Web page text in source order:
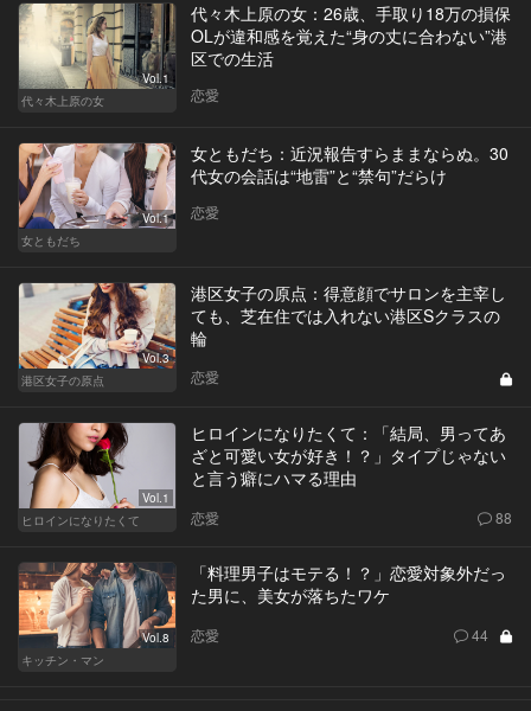
Vol.1
代々木上原の女
代々木上原の女：26歳、手取り18万の損保
OLが違和感を覚えた“身の丈に合わない”港
区での生活
恋愛
Vol.1
女ともだち
女ともだち：近況報告すらままならぬ。30
代女の会話は“地雷”と“禁句”だらけ
恋愛
Vol.3
港区女子の原点
港区女子の原点：得意顔でサロンを主宰し
ても、芝在住では入れない港区Sクラスの
輪
恋愛
Vol.1
ヒロインになりたくて
ヒロインになりたくて：「結局、男ってあ
ざと可愛い女が好き！？」タイプじゃない
と言う癖にハマる理由
恋愛 88
Vol.8
キッチン・マン
「料理男子はモテる！？」恋愛対象外だっ
た男に、美女が落ちたワケ
恋愛 44